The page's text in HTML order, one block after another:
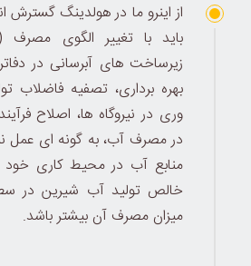
از اینرو ما در هولدینگ گسترش
باید با تغییر الگوی مصرف
زیرساخت های آبرسانی در
بهره برداری، تصفیه فاضلاب
وری در نیروگاه ها، اصلاح
در مصرف آب، به گونه ای عمل
منابع آب در محیط کاری خود
خالص تولید آب شیرین در
میزان مصرف آن بیشتر باشد.